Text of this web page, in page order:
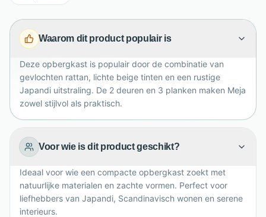
hoogte van 100 cm en diepte van 38 cm biedt Meja
praktische opbergruimte zonder massief te ogen. De
uitstraling.
Waarom dit product populair is
Deze opbergkast is populair door de combinatie van
gevlochten rattan, lichte beige tinten en een rustige
Japandi uitstraling. De 2 deuren en 3 planken maken Meja
zowel stijlvol als praktisch.
Voor wie is dit product geschikt?
Ideaal voor wie een compacte opbergkast zoekt met
natuurlijke materialen en zachte vormen. Perfect voor
liefhebbers van Japandi, Scandinavisch wonen en serene
interieurs.